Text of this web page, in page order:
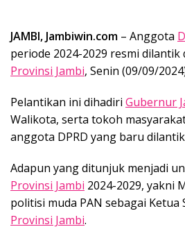
JAMBI, Jambiwin.com – Anggota
periode 2024-2029 resmi dilantik
Provinsi Jambi, Senin (09/09/
Pelantikan ini dihadiri Gubernur
Walikota, serta tokoh
anggota DPRD yang baru
Adapun yang ditunjuk menjadi
Provinsi Jambi 2024-2029, yakni
politisi muda PAN sebagai Ketua
Provinsi Jambi.